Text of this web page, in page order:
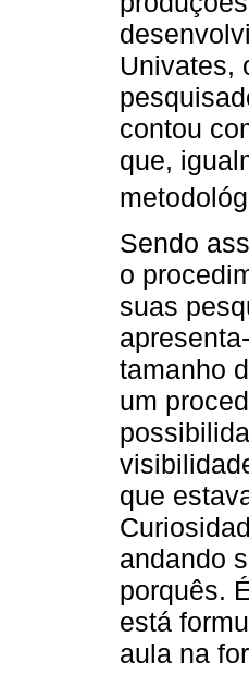
Univates,
contou
que,
Sendo
o
suas
tamanho
um
que
andando
porquês.
está
aula na